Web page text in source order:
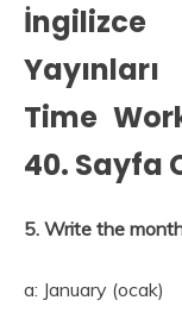
Time
40. Sayfa
5. Write the
a: January (ocak)